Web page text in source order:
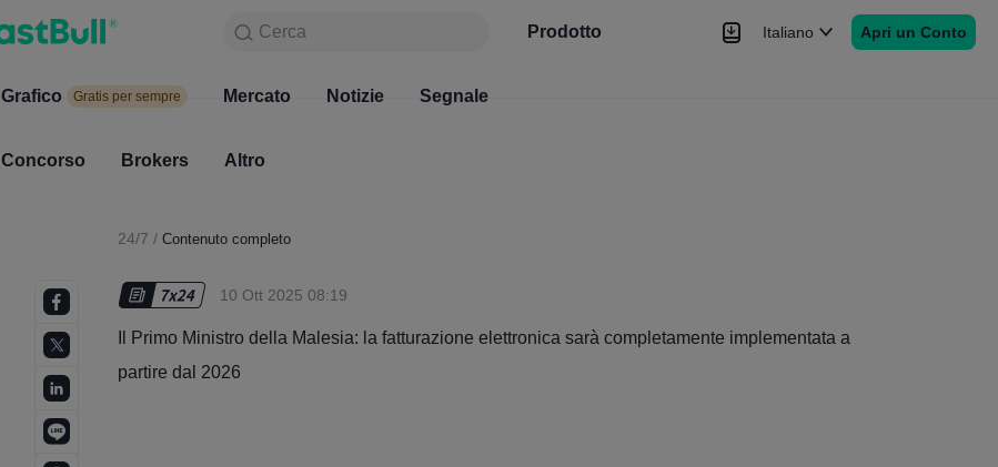
Cerca Prodotto
Grafico Gratis per sempre Mercato
Italiano Apri un Conto
Cerca
Prodotto
Grafico Gratis per sempre Mercato Notizie Segnale
Concorso Brokers Altro
24/7 / Contenuto completo
10 Ott 2025 08:19
Il Primo Ministro della Malesia: la fatturazione elettronica sarà completamente implementata a
partire dal 2026